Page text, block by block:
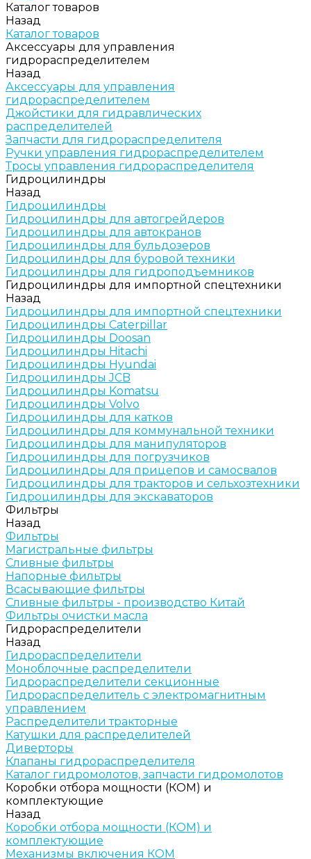
Каталог товаров
Назад
Каталог товаров
Аксессуары для управления
гидрораспределителем
Назад
Аксессуары для управления
гидрораспределителем
Джойстики для гидравлических
распределителей
Запчасти для гидрораспределителя
Ручки управления гидрораспределителем
Тросы управления гидрораспределителя
Гидроцилиндры
Назад
Гидроцилиндры
Гидроцилиндры для автогрейдеров
Гидроцилиндры для автокранов
Гидроцилиндры для бульдозеров
Гидроцилиндры для буровой техники
Гидроцилиндры для гидроподъемников
Гидроцилиндры для импортной спецтехники
Назад
Гидроцилиндры для импортной спецтехники
Гидроцилиндры Caterpillar
Гидроцилиндры Doosan
Гидроцилиндры Hitachi
Гидроцилиндры Hyundai
Гидроцилиндры JCB
Гидроцилиндры Komatsu
Гидроцилиндры Volvo
Гидроцилиндры для катков
Гидроцилиндры для коммунальной техники
Гидроцилиндры для манипуляторов
Гидроцилиндры для погрузчиков
Гидроцилиндры для прицепов и самосвалов
Гидроцилиндры для тракторов и сельхозтехники
Гидроцилиндры для экскаваторов
Фильтры
Назад
Фильтры
Магистральные фильтры
Сливные фильтры
Напорные фильтры
Всасывающие фильтры
Сливные фильтры - производство Китай
Фильтры очистки масла
Гидрораспределители
Назад
Гидрораспределители
Моноблочные распределители
Гидрораспределители секционные
Гидрораспределитель с электромагнитным
управлением
Распределители тракторные
Катушки для распределителей
Диверторы
Клапаны гидрораспределителя
Каталог гидромолотов, запчасти гидромолотов
Коробки отбора мощности (КОМ) и
комплектующие
Назад
Коробки отбора мощности (КОМ) и
комплектующие
Механизмы включения КОМ